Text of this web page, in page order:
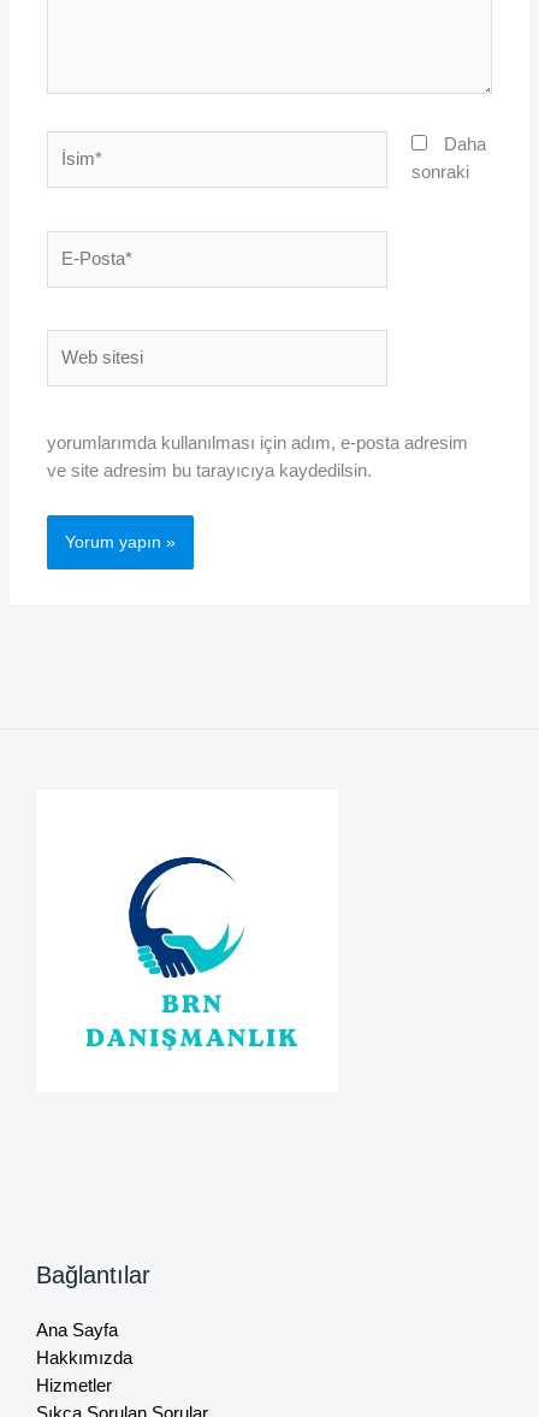
Posta*
sitesi
Daha
sonraki
yorumlarımda kullanılması için adım, e-posta adresim
ve site adresim bu tarayıcıya kaydedilsin.
Bağlantılar
Ana Sayfa
Hakkımızda
Hizmetler
Sıkça Sorulan Sorular